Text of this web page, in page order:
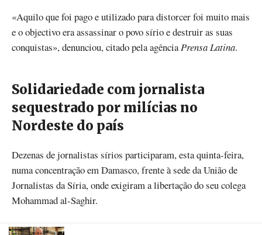
«Aquilo que foi pago e utilizado para distorcer foi muito mais
e o objectivo era assassinar o povo sírio e destruir as suas
conquistas», denunciou, citado pela agênciaPrensa Latina.
Solidariedade com jornalista
sequestrado por milícias no
Nordeste do país
Dezenas de jornalistas sírios participaram, esta quinta-feira,
numa concentração em Damasco, frente à sede da União de
Jornalistas da Síria, onde exigiram a libertação do seu colega
Mohammad al-Saghir.